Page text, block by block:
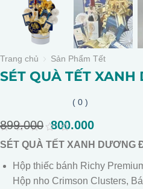
Trang chủ Sản Phẩm Tết
SÉT QUÀ TẾT XANH
0
out
5
( 0 )
899.000 Giá
gốc
là:
899.000.
800.000
hiện
tại
là:
800.000.
SÉT QUÀ TẾT XANH DƯƠNG
Hộp thiếc bánh Richy
Hộp nho Crimson Clusters,